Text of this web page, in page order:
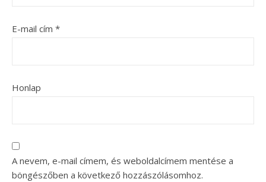
E-mail cím *
Honlap
A nevem, e-mail címem, és weboldalcímem mentése a
böngészőben a következő hozzászólásomhoz.